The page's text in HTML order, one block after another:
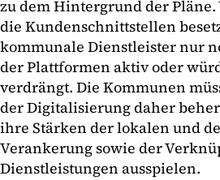
zu dem Hintergrund der
die Kundenschnittstellen
kommunale Dienstleister nur
der Plattformen aktiv oder
verdrängt. Die Kommunen
der Digitalisierung daher
ihre Stärken der lokalen und
Verankerung sowie der
Dienstleistungen ausspielen.